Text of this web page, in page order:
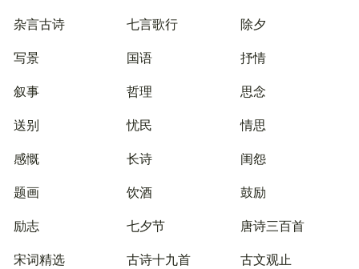
杂言古诗
七言歌行
除夕
写景
国语
抒情
叙事
哲理
思念
送别
忧民
情思
感慨
长诗
闺怨
题画
饮酒
鼓励
励志
七夕节
唐诗三百首
宋词精选
古诗十九首
古文观止